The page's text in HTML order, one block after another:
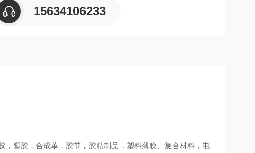
15634106233
，塑胶，合成革，胶带，胶粘制品，塑料薄膜、复合材料，电